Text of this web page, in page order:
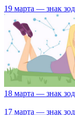
19 марта — знак
18 марта — знак
17 марта — знак